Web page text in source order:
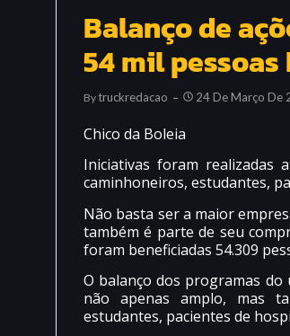
Balanço de
54 mil
ByTruckredacao 24 De Março De
Chico da Boleia
Iniciativas foram realizadas
caminhoneiros, estudantes,
Não basta ser a maior
também é parte de seu
foram beneficiadas 54.309
O balanço dos programas
não apenas amplo, mas
estudantes, pacientes de